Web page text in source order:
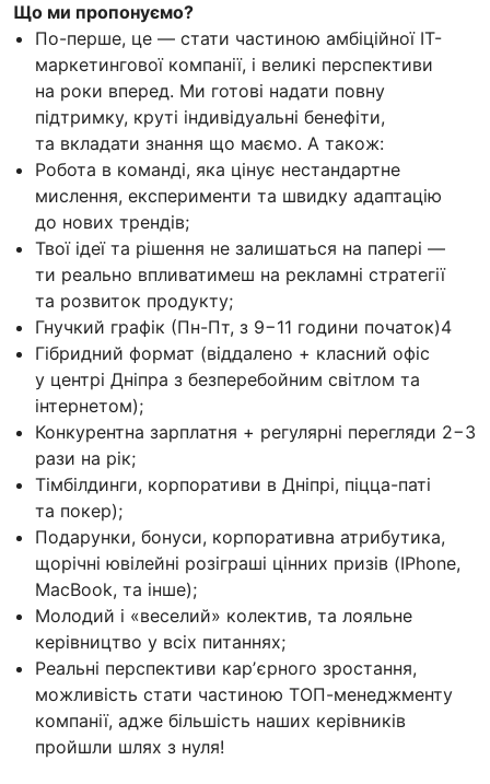
Що ми пропонуємо?
По-перше, це — стати частиною амбіційної IT-
маркетингової компанії, і великі перспективи
на роки вперед. Ми готові надати повну
підтримку, круті індивідуальні бенефіти,
та вкладати знання що маємо. А також:
Робота в команді, яка цінує нестандартне
мислення, експерименти та швидку адаптацію
до нових трендів;
Твої ідеї та рішення не залишаться на папері —
ти реально впливатимеш на рекламні стратегії
та розвиток продукту;
Гнучкий графік (Пн-Пт, з 9−11 години початок)4
Гібридний формат (віддалено + класний офіс
у центрі Дніпра з безперебойним світлом та
інтернетом);
Конкурентна зарплатня + регулярні перегляди 2−3
рази на рік;
Тімбілдинги, корпоративи в Дніпрі, піцца-паті
та покер);
Подарунки, бонуси, корпоративна атрибутика,
щорічні ювілейні розіграші цінних призів (IPhone,
MacBook, та інше);
Молодий і «веселий» колектив, та лояльне
керівництво у всіх питаннях;
Реальні перспективи карʼєрного зростання,
можливість стати частиною ТОП-менеджменту
компанії, адже більшість наших керівників
пройшли шлях з нуля!